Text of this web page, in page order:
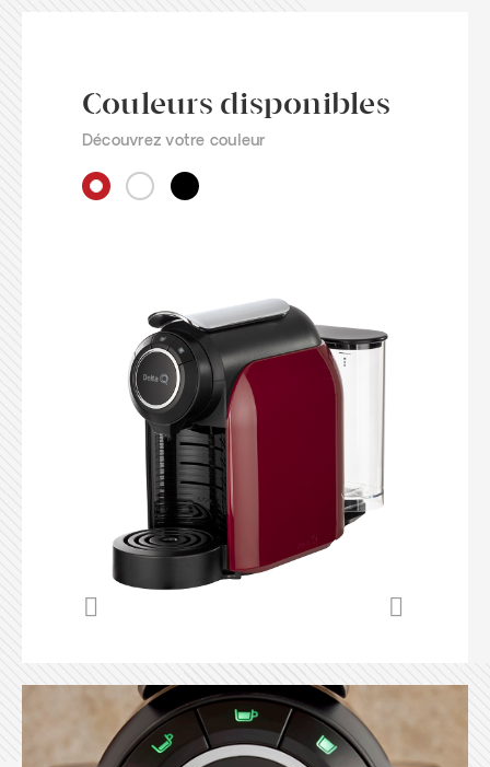
Dimensions:
152 x 281 x 374
capsules
Tension:220-240 V
Manuel d'utilisation Delta
Q Qool Evolution
Couleurs disponibles
Découvrez votre couleur